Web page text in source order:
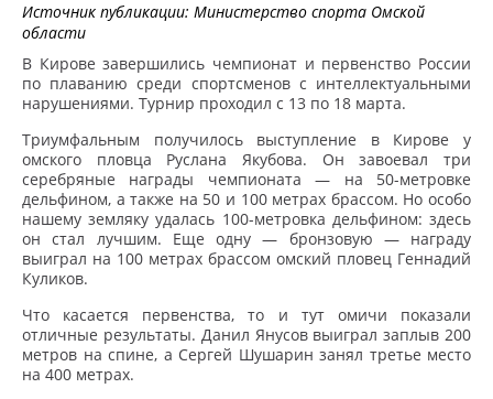
Источник публикации: Министерство спорта Омской
области
В Кирове завершились чемпионат и первенство России
по плаванию среди спортсменов с интеллектуальными
нарушениями. Турнир проходил с 13 по 18 марта.
Триумфальным получилось выступление в Кирове у
омского пловца Руслана Якубова. Он завоевал три
серебряные награды чемпионата — на 50-метровке
дельфином, а также на 50 и 100 метрах брассом. Но особо
нашему земляку удалась 100-метровка дельфином: здесь
он стал лучшим. Еще одну — бронзовую — награду
выиграл на 100 метрах брассом омский пловец Геннадий
Куликов.
Что касается первенства, то и тут омичи показали
отличные результаты. Данил Янусов выиграл заплыв 200
метров на спине, а Сергей Шушарин занял третье место
на 400 метрах.